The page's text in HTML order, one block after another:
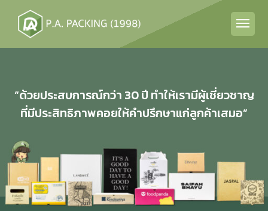
“ด้วยประสบการณ์กว่า 30 ปี ทำให้เรามีผู้เชี่ยวชาญ
ที่มีประสิทธิภาพคอยให้คำปรึกษาแก่ลูกค้าเสมอ”